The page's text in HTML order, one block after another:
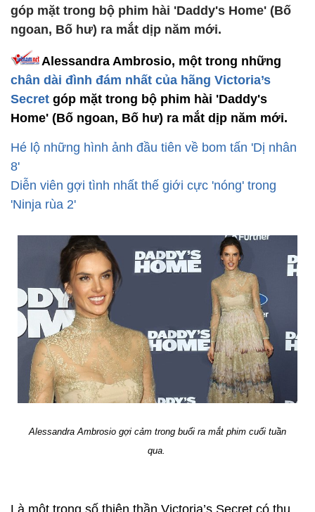
góp mặt trong bộ phim hài 'Daddy's Home' (Bố
ngoan, Bố hư) ra mắt dịp năm mới.
Alessandra Ambrosio, một trong những
chân dài đình đám nhất của hãng Victoria’s
Secret góp mặt trong bộ phim hài 'Daddy's
Home' (Bố ngoan, Bố hư) ra mắt dịp năm mới.
Hé lộ những hình ảnh đầu tiên về bom tấn 'Dị nhân
8'
Diễn viên gợi tình nhất thế giới cực 'nóng' trong
'Ninja rùa 2'
Alessandra Ambrosio gợi cảm trong buổi ra mắt phim cuối tuần
qua.
Là một trong số thiên thần Victoria’s Secret có thu